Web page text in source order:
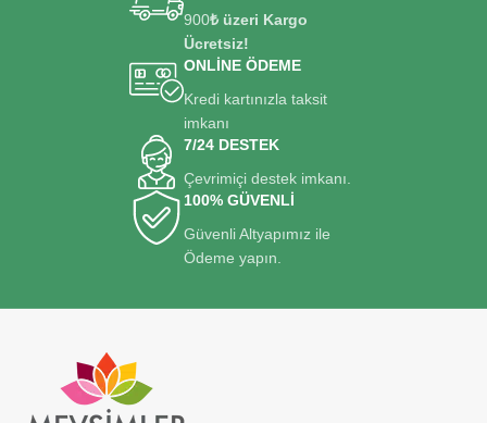
900₺ üzeri Kargo
Ücretsiz!
ONLİNE ÖDEME
Kredi kartınızla taksit
imkanı
7/24 DESTEK
Çevrimiçi destek imkanı.
100% GÜVENLİ
Güvenli Altyapımız ile
Ödeme yapın.